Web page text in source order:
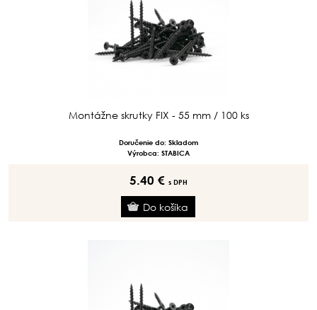
Montážne skrutky FIX - 55 mm / 100 ks
Doručenie do: Skladom
Výrobca: STABICA
5.40 € s DPH